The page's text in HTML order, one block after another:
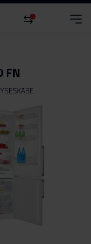
0
FN